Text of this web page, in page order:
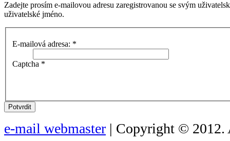
Zadejte prosím e-mailovou adresu zaregistrovanou se svým
uživatelské jméno.
E-mailová adresa: *
Captcha *
Potvrdit
e-mail webmaster | Copyright © 2012.